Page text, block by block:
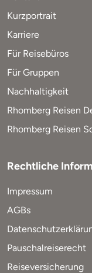
Kurzportrait
Karriere
Für Reisebüros
Für Gruppen
Nachhaltigkeit
Rhomberg Reisen
Rhomberg Reisen
Rechtliche
Impressum
AGBs
Pauschalreiserecht
Reiseversicherung